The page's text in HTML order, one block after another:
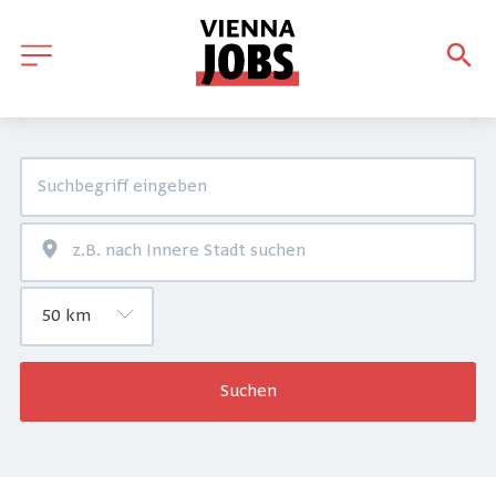
Suchen